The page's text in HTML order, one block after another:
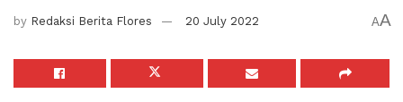
by Redaksi Berita Flores 20 July 2022 AA